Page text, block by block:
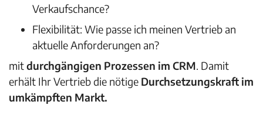
Verkaufschance?
Flexibilität: Wie passe ich meinen Vertrieb an
aktuelle Anforderungen an?
mitdurchgängigen Prozessen im CRM. Damit
erhält Ihr Vertrieb die nötige Durchsetzungskraft im
umkämpften Markt.